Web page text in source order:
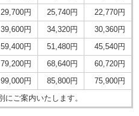
29,700円 25,740円
22,770円
39,600円 34,320円
30,360円
59,400円 51,480円
45,540円
79,200円 68,640円
60,720円
99,000円 85,800円
75,900円
にご案内いたします。